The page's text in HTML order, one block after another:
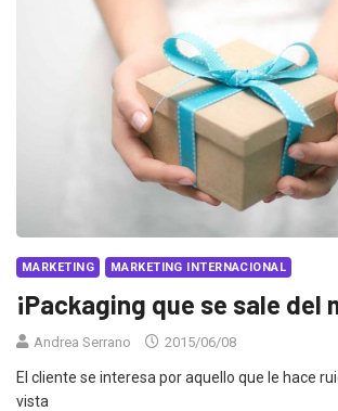
MARKETING MARKETING INTERNACIONAL
¡Packaging que se sale del
Andrea Serrano 2015/06/08
El cliente se interesa por aquello que le hace
vista